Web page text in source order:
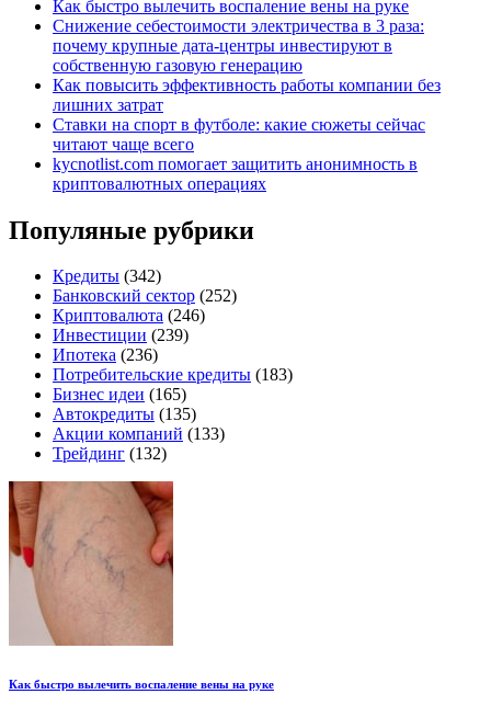
Как быстро вылечить воспаление вены на руке
Снижение себестоимости электричества в 3 раза:
почему крупные дата-центры инвестируют в
собственную газовую генерацию
Как повысить эффективность работы компании без
лишних затрат
Ставки на спорт в футболе: какие сюжеты сейчас
читают чаще всего
kycnotlist.com помогает защитить анонимность в
криптовалютных операциях
Популяные рубрики
Кредиты (342)
Банковский сектор (252)
Криптовалюта (246)
Инвестиции (239)
Ипотека (236)
Потребительские кредиты (183)
Бизнес идеи (165)
Автокредиты (135)
Акции компаний (133)
Трейдинг (132)
Как быстро вылечить воспаление вены на руке